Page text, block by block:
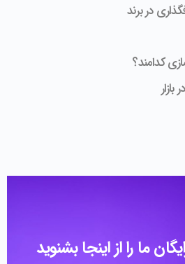
در برند
کدامند؟
ما را از اینجا بشنوید